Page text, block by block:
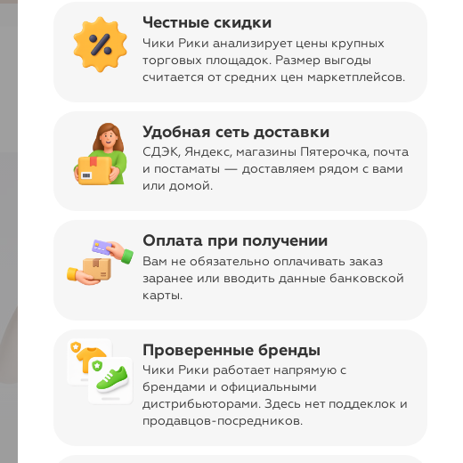
Честные скидки
Чики Рики анализирует цены крупных
торговых площадок. Размер выгоды
считается от средних цен маркетплейсов.
Удобная сеть доставки
СДЭК, Яндекс, магазины Пятерочка, почта
и постаматы — доставляем рядом с вами
или домой.
Оплата при получении
Вам не обязательно оплачивать заказ
заранее или вводить данные банковской
карты.
Проверенные бренды
Чики Рики работает напрямую с
брендами и официальными
дистрибьюторами. Здесь нет поддеклок и
продавцов-посредников.
sync_alt Сортировать